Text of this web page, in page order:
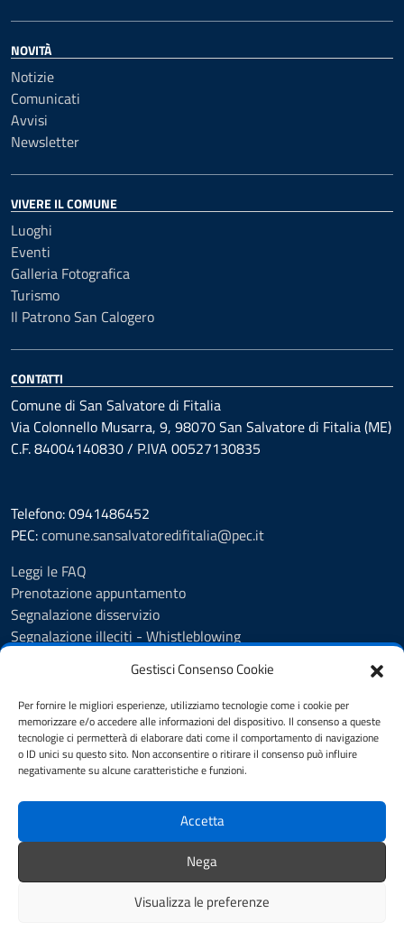
Gestisci Consenso Cookie
Per fornire le migliori esperienze, utilizziamo tecnologie come i cookie per
memorizzare e/o accedere alle informazioni del dispositivo. Il consenso a queste
tecnologie ci permetterà di elaborare dati come il comportamento di navigazione
o ID unici su questo sito. Non acconsentire o ritirare il consenso può influire
negativamente su alcune caratteristiche e funzioni.
Accetta
Nega
Visualizza le preferenze
NOVITÀ
Notizie
Comunicati
Avvisi
Newsletter
VIVERE IL COMUNE
Luoghi
Eventi
Galleria Fotografica
Turismo
Il Patrono San Calogero
CONTATTI
Comune di San Salvatore di Fitalia
Via Colonnello Musarra, 9, 98070 San Salvatore di Fitalia (ME)
C.F. 84004140830 / P.IVA 00527130835
Telefono: 0941486452
PEC:comune.sansalvatoredifitalia@pec.it
Leggi le FAQ
Prenotazione appuntamento
Segnalazione disservizio
Segnalazione illeciti - Whistleblowing
Informativa privacy
Cookie policy
Dichiarazione di accessibilità
Note legali
SEGUICI SU
Facebook Comune Facebook farmacia